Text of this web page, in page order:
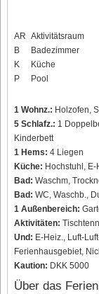
AR Aktivitätsraum
B
Badezimmer
K
Küche
P
Pool
1 Wohnz.: Holzofen,
5 Schlafz.: 1
Kinderbett
1 Hems: 4 Liegen
Küche: Hochstuhl, E-
Bad: Waschm,
Bad: WC, Waschb.,
1 Außenbereich:
Aktivitäten:
Und: E-Heiz., Luft-
Ferienhausgebiet,
Kaution: DKK 5000
Über das